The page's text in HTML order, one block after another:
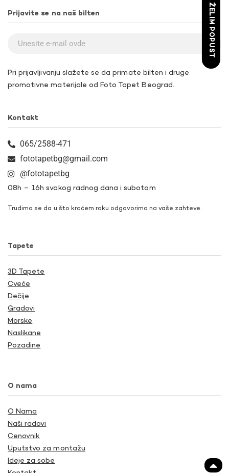
Prijavite se na naš bilten
Pri prijavljivanju slažete se da primate bilten i druge
promotivne materijale od Foto Tapet Beograd.
Kontakt
065/2588-471
fototapetbg@gmail.com
@fototapetbg
08h – 16h svakog radnog dana i subotom
Trudimo se da u što kraćem roku odgovorimo na vaše zahteve.
Tapete
3D Tapete
Cveće
Dečije
Gradovi
Morske
Naslikane
Pozadine
O nama
O Nama
Naši radovi
Cenovnik
Uputstvo za montažu
Ideje za sobe
ŽELIM POPUST